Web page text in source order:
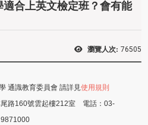
合上英文檢定班？會有能
瀏覽人次: 76505
通識教育委員會 請詳見使用規則
路160號雲起樓212室 電話： 03-
9871000